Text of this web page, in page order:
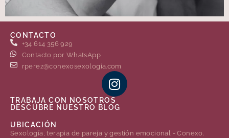
CONTACTO
+34 614 356 929
Contacto por WhatsApp
rperez@conexosexologia.com
TRABAJA CON NOSOTROS
DESCÚBRE NUESTRO BLOG
UBICACIÓN
Sexología, terapia de pareja y gestión emocional - Conexo.